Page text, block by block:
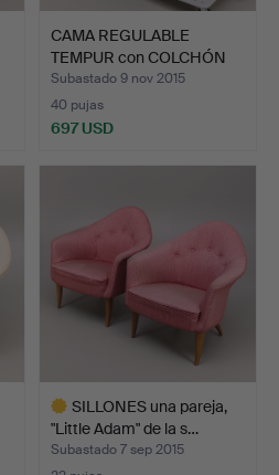
CAMA REGULABLE
TEMPUR con COLCHÓN
TEMPUR 1…
Subastado 9 nov 2015
40 pujas
697 USD
SILLONES una pareja,
"Little Adam" de la s…
Subastado 7 sep 2015